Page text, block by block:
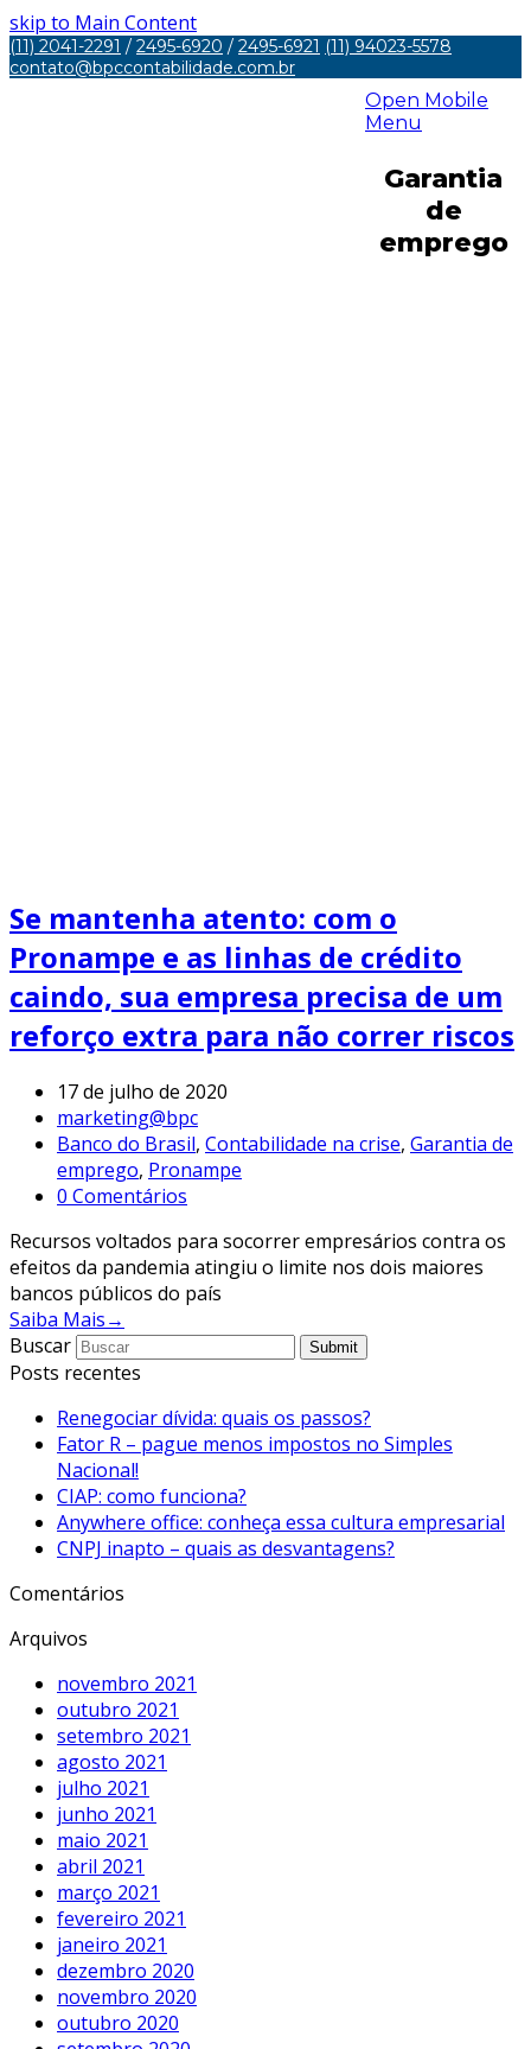
skip to Main Content
(11) 2041-2291 / 2495-6920 / 2495-6921 (11) 94023-5578
contato@bpccontabilidade.com.br
Open Mobile
Menu
Garantia
de
emprego
Se mantenha atento: com o
Pronampe e as linhas de crédito
caindo, sua empresa precisa de um
reforço extra para não correr riscos
17 de julho de 2020
marketing@bpc
Banco do Brasil, Contabilidade na crise, Garantia de
emprego, Pronampe
0 Comentários
Recursos voltados para socorrer empresários contra os
efeitos da pandemia atingiu o limite nos dois maiores
bancos públicos do país
Saiba Mais→
Buscar
Submit
Posts recentes
Renegociar dívida: quais os passos?
Fator R – pague menos impostos no Simples
Nacional!
CIAP: como funciona?
Anywhere office: conheça essa cultura empresarial
CNPJ inapto – quais as desvantagens?
Comentários
Arquivos
novembro 2021
outubro 2021
setembro 2021
agosto 2021
julho 2021
junho 2021
maio 2021
abril 2021
março 2021
fevereiro 2021
janeiro 2021
dezembro 2020
novembro 2020
outubro 2020